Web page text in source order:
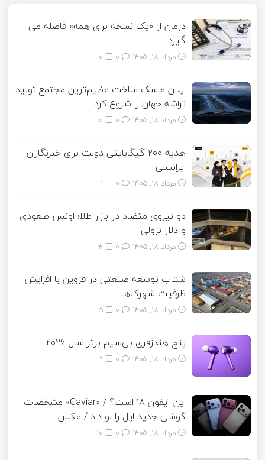
درمان از «یک نسخه برای همه» فاصله می
گیرد
مرداد ۱۸, ۱۴۰۵ 0
ایلان ماسک ساخت عظیم‌ترین مجتمع تولید
تراشه جهان را شروع کرد
مرداد ۱۸, ۱۴۰۵ 0
هدیه ۲۰۰ گیگابایتی دولت برای خبرنگاران
ایرانسلی
مرداد ۱۸, ۱۴۰۵ 1
دو نیروی متضاد در بازار طلا؛ اونس صعودی
و دلار نزولی
مرداد ۱۸, ۱۴۰۵ 4
شتاب توسعه صنعتی در قزوین با افزایش
ظرفیت شهرک‌ها
مرداد ۱۸, ۱۴۰۵ 5
پنج هندزفری بی‌سیم برتر سال ۲۰۲۶
مرداد ۱۸, ۱۴۰۵ 9
این آیفون ۱۸ است؟ / «Caviar» مشخصات
گوشی جدید اپل را لو داد / عکس
مرداد ۱۸, ۱۴۰۵ 10